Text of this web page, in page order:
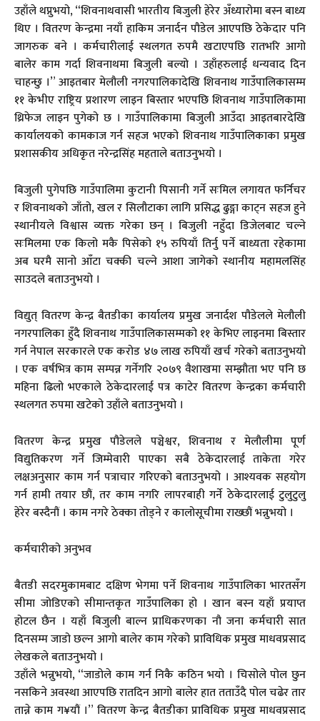
उहाँले थप्नुभयो, “शिवनाथवासी भारतीय बिजुली हेरेर अँध्यारोमा बस्न बाध्य
थिए । वितरण केन्द्रमा नयाँ हाकिम जनार्दन पौडेल आएपछि ठेकेदार पनि
जागरुक बने । कर्मचारीलाई स्थलगत रुपमै खटाएपछि रातभरि आगो
बालेर काम गर्दा शिवनाथमा बिजुली बल्यो । उहाँहरुलाई धन्यवाद दिन
चाहन्छु ।” आइतबार मेलौली नगरपालिकादेखि शिवनाथ गाउँपालिकासम्म
११ केभीए राष्ट्रिय प्रशारण लाइन बिस्तार भएपछि शिवनाथ गाउँपालिकामा
थ्रिफेज लाइन पुगेको छ । गाउँपालिकामा बिजुली आउँदा आइतबारदेखि
कार्यालयको कामकाज गर्न सहज भएको शिवनाथ गाउँपालिकाका प्रमुख
प्रशासकीय अधिकृत नरेन्द्रसिंह महताले बताउनुभयो ।
बिजुली पुगेपछि गाउँपालिमा कुटानी पिसानी गर्ने सःमिल लगायत फर्निचर
र शिवनाथको जाँतो, खल र सिलौटाका लागि प्रसिद्ध ढुङ्गा काट्न सहज हुने
स्थानीयले विश्वास व्यक्त गरेका छन् । बिजुली नहुँदा डिजेलबाट चल्ने
सःमिलमा एक किलो मकै पिसेको १५ रुपियाँ तिर्नु पर्ने बाध्यता रहेकामा
अब घरमै सानो आँटा चक्की चल्ने आशा जागेको स्थानीय महामलसिंह
साउदले बताउनुभयो ।
विद्युत् वितरण केन्द्र बैतडीका कार्यालय प्रमुख जनार्दश पौडेलले मेलौली
नगरपालिका हुँदै शिवनाथ गाउँपालिकासम्मको ११ केभिए लाइनमा बिस्तार
गर्न नेपाल सरकारले एक करोड ४७ लाख रुपियाँ खर्च गरेको बताउनुभयो
। एक वर्षभित्र काम सम्पन्न गर्नेगरि २०७९ वैशाखमा सम्झौता भए पनि छ
महिना ढिलो भएकाले ठेकेदारलाई पत्र काटेर वितरण केन्द्रका कर्मचारी
स्थलगत रुपमा खटेको उहाँले बताउनुभयो ।
वितरण केन्द्र प्रमुख पौडेलले पञ्चेश्वर, शिवनाथ र मेलौलीमा पूर्ण
विद्युतिकरण गर्ने जिम्मेवारी पाएका सबै ठेकेदारलाई ताकेता गरेर
लक्षअनुसार काम गर्न पत्राचार गरिएको बताउनुभयो । आश्यवक सहयोग
गर्न हामी तयार छौं, तर काम नगरि लापरबाही गर्ने ठेकेदारलाई टुलुटुलु
हेरेर बस्दैनौं । काम नगरे ठेक्का तोड्ने र कालोसूचीमा राख्छौं भन्नुभयो ।
कर्मचारीको अनुभव
बैतडी सदरमुकामबाट दक्षिण भेगमा पर्ने शिवनाथ गाउँपालिका भारतसँग
सीमा जोडिएको सीमान्तकृत गाउँपालिका हो । खान बस्न यहाँ प्रयाप्त
होटल छैन । यहाँ बिजुली बाल्न प्राधिकरणका नौ जना कर्मचारी सात
दिनसम्म जाडो छल्न आगो बालेर काम गरेको प्राविधिक प्रमुख माधवप्रसाद
लेखकले बताउनुभयो ।
उहाँले भन्नुभयो, “जाडोले काम गर्न निकै कठिन भयो । चिसोले पोल छुन
नसकिने अवस्था आएपछि रातदिन आगो बालेर हात तताउँदै पोल चढेर तार
तान्ने काम ग¥यौं ।” वितरण केन्द्र बैतडीका प्राविधिक प्रमुख माधवप्रसाद